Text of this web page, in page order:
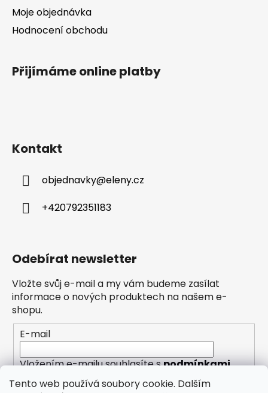
Tento web používá soubory cookie. Dalším
Moje objednávka
Hodnocení obchodu
Přijímáme online platby
Kontakt
objednavky@eleny.cz
+420792351183
Odebírat newsletter
Vložte svůj e-mail a my vám budeme zasílat
informace o nových produktech na našem e-
shopu.
E-mail
Vložením e-mailu souhlasíte spodmínkami
ochrany osobních údajů